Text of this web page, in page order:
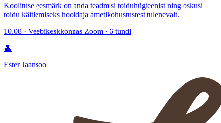
Koolituse eesmärk on anda teadmisi toiduhügieenist ning oskusi
toidu käitlemiseks hooldaja ametikohustustest tulenevalt.
10.08 · Veebikeskkonnas Zoom · 6 tundi
👤
Ester Jaansoo